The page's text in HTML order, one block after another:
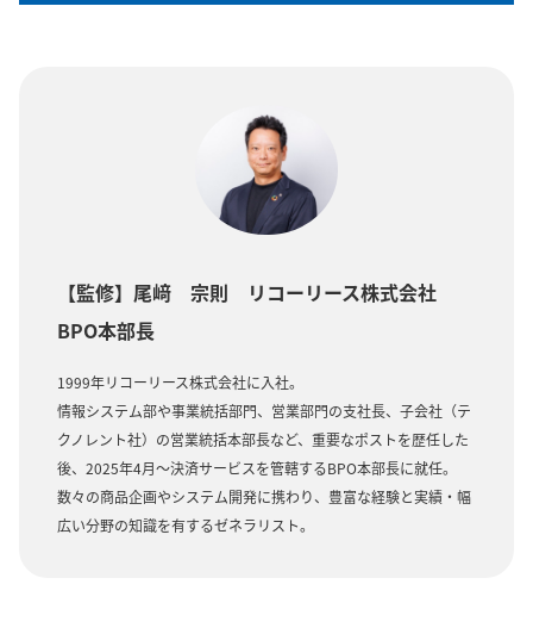
【監修】尾﨑 宗則 リコーリース株式会社
BPO本部長
1999年リコーリース株式会社に入社。
情報システム部や事業統括部門、営業部門の支社長、子会社（テ
クノレント社）の営業統括本部長など、重要なポストを歴任した
後、2025年4月～決済サービスを管轄するBPO本部長に就任。
数々の商品企画やシステム開発に携わり、豊富な経験と実績・幅
広い分野の知識を有するゼネラリスト。